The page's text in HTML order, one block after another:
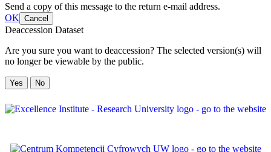
Send a copy of this message to the return e-mail address.
OK Cancel
Deaccession Dataset
Are you sure you want to deaccession? The selected version(s) will
no longer be viewable by the public.
No